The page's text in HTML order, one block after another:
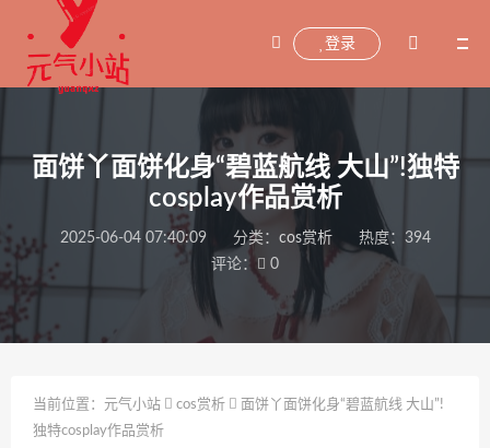
登录
面饼丫面饼化身“碧蓝航线 大山”!独特
cosplay作品赏析
2025-06-04 07:40:09 分类： cos赏析
热度：394
评论：
0
当前位置： 元气小站 cos赏析
面饼丫面饼化身“碧蓝航线 大山”!
独特cosplay作品赏析